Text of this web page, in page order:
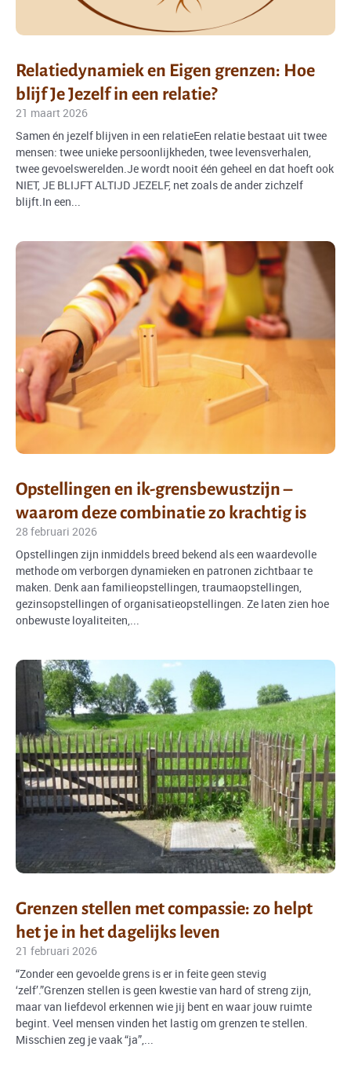
Relatiedynamiek en Eigen grenzen: Hoe
blijf Je Jezelf in een relatie?
21 maart 2026
Samen én jezelf blijven in een relatieEen relatie bestaat uit twee
mensen: twee unieke persoonlijkheden, twee levensverhalen,
twee gevoelswerelden.Je wordt nooit één geheel en dat hoeft ook
NIET, JE BLIJFT ALTIJD JEZELF, net zoals de ander zichzelf
blijft.In een...
Opstellingen en ik-grensbewustzijn –
waarom deze combinatie zo krachtig is
28 februari 2026
Opstellingen zijn inmiddels breed bekend als een waardevolle
methode om verborgen dynamieken en patronen zichtbaar te
maken. Denk aan familieopstellingen, traumaopstellingen,
gezinsopstellingen of organisatieopstellingen. Ze laten zien hoe
onbewuste loyaliteiten,...
Grenzen stellen met compassie: zo helpt
het je in het dagelijks leven
21 februari 2026
“Zonder een gevoelde grens is er in feite geen stevig
‘zelf’.”Grenzen stellen is geen kwestie van hard of streng zijn,
maar van liefdevol erkennen wie jij bent en waar jouw ruimte
begint. Veel mensen vinden het lastig om grenzen te stellen.
Misschien zeg je vaak “ja”,...